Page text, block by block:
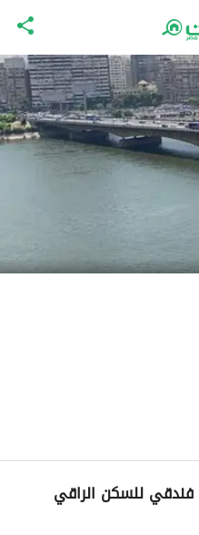
للسكن الراقي